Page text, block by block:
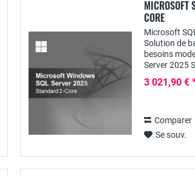
MICROSOFT
CORE
Microsoft
Solution de
besoins
Server 2025
flexible...
3 021,90 €
Comparer
Se souv.